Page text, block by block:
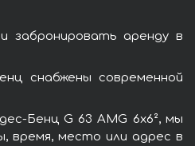
забронировать аренду в
снабжены современной
Бенц G 63 AMG 6x6², мы
время, место или адрес в